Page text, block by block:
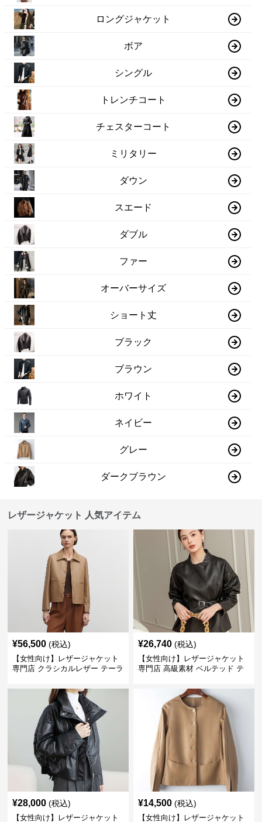
ロングジャケット
ボア
シングル
トレンチコート
チェスターコート
ミリタリー
ダウン
スエード
ダブル
ファー
オーバーサイズ
ショート丈
ブラック
ブラウン
ホワイト
ネイビー
グレー
ダークブラウン
レザージャケット 人気アイテム
¥56,500 (税込)
【女性向け】レザージャケット
専門店 クラシカルレザー テーラ
¥26,740 (税込)
【女性向け】レザージャケット
専門店 高級素材 ベルテッド テ
¥28,000 (税込)
【女性向け】レザージャケット
¥14,500 (税込)
【女性向け】レザージャケット